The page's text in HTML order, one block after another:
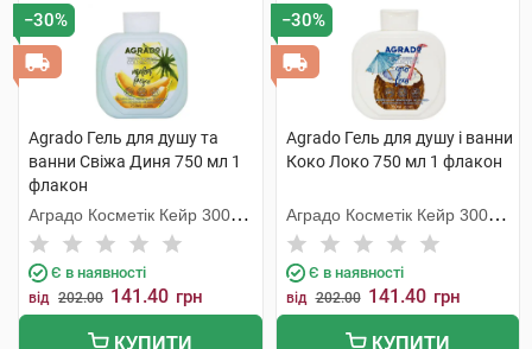
−30%
Agrado Гель для душу та
ванни Свіжа Диня 750 мл 1
флакон
Аградо Косметік Кейр 3000
С.Л.У.
Є в наявності
від 202.00 141.40 грн
КУПИТИ
−30%
Agrado Гель для душу і ванни
Коко Локо 750 мл 1 флакон
Аградо Косметік Кейр 3000
С.Л.У.
Є в наявності
від 202.00 141.40 грн
КУПИТИ